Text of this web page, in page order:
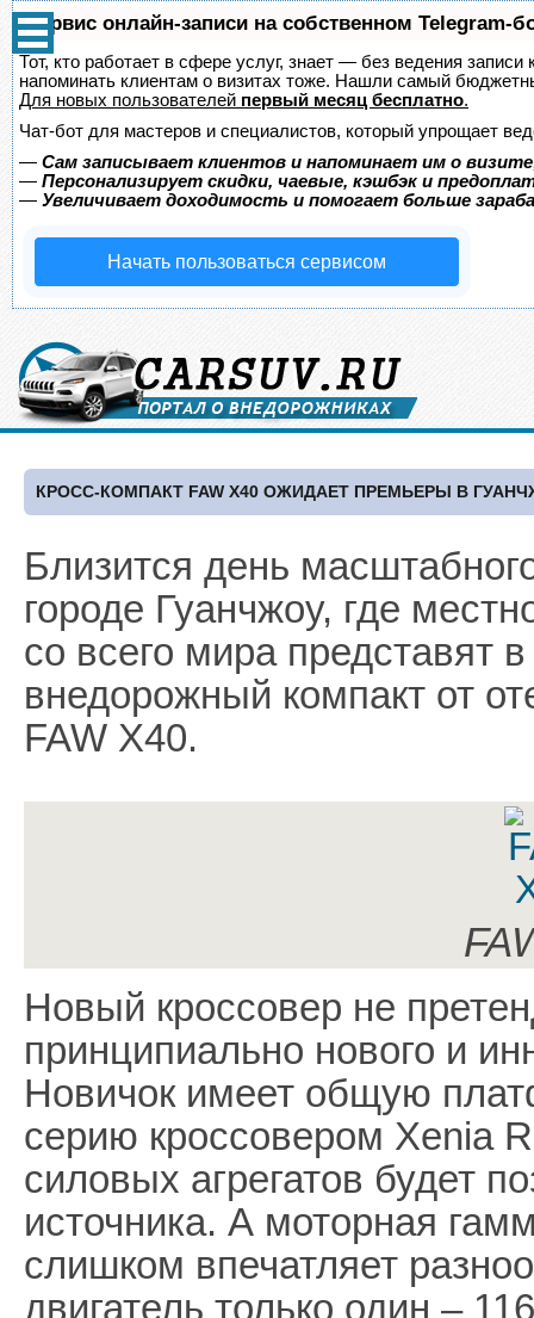
Сервис онлайн-записи на собственном Telegram-
Тот, кто работает в сфере услуг, знает — без ведения
напоминать клиентам о визитах тоже. Нашли самый
Для новых пользователей первый месяц бесплатно.
Чат-бот для мастеров и специалистов, который упрощает
— Сам записывает клиентов и напоминает им о
— Персонализирует скидки, чаевые, кэшбэк и
— Увеличивает доходимость и помогает больше
Начать пользоваться сервисом
КРОСС-КОМПАКТ FAW X40 ОЖИДАЕТ ПРЕМЬЕРЫ В
Близится день
городе Гуанчжоу, где
со всего мира представят
внедорожный компакт от
FAW X40.
Новый кроссовер не
принципиально нового и
Новичок имеет общую
серию кроссовером Xenia
силовых агрегатов будет
источника. А моторная
слишком впечатляет
двигатель только один –